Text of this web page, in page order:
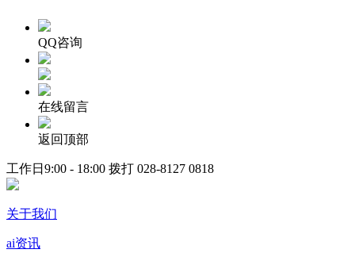
QQ咨询
在线留言
返回顶部
工作日9:00 - 18:00 拨打 028-8127 0818
关于我们
ai资讯